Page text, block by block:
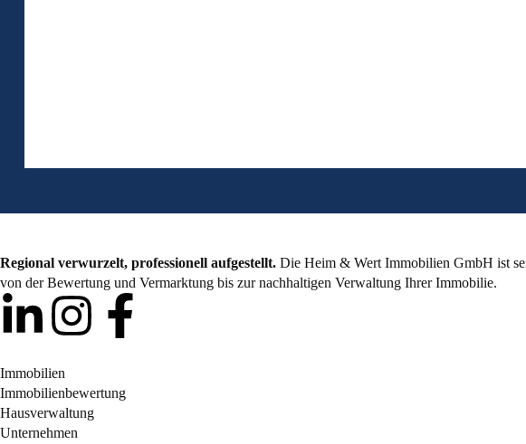
Regional verwurzelt, professionell aufgestellt. Die Heim & Wert Immobilien GmbH ist
von der Bewertung und Vermarktung bis zur nachhaltigen Verwaltung Ihrer Immobilie.
Immobilien
Immobilienbewertung
Hausverwaltung
Unternehmen